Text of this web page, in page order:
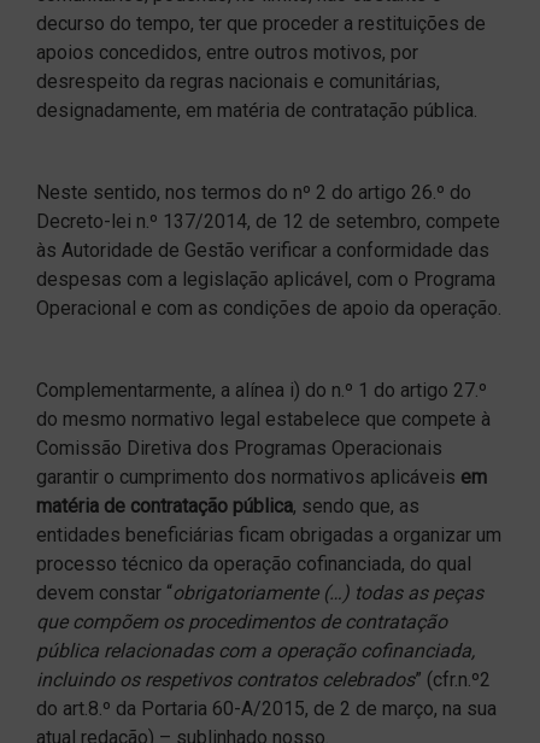
decurso do tempo, ter que proceder a restituições de
apoios concedidos, entre outros motivos, por
desrespeito da regras nacionais e comunitárias,
designadamente, em matéria de contratação pública.
Neste sentido, nos termos do nº 2 do artigo 26.º do
Decreto-lei n.º 137/2014, de 12 de setembro, compete
às Autoridade de Gestão verificar a conformidade das
despesas com a legislação aplicável, com o Programa
Operacional e com as condições de apoio da operação.
Complementarmente, a alínea i) do n.º 1 do artigo 27.º
do mesmo normativo legal estabelece que compete à
Comissão Diretiva dos Programas Operacionais
garantir o cumprimento dos normativos aplicáveis em
matéria de contratação pública, sendo que, as
entidades beneficiárias ficam obrigadas a organizar um
processo técnico da operação cofinanciada, do qual
devem constar “obrigatoriamente (…) todas as peças
que compõem os procedimentos de contratação
pública relacionadas com a operação cofinanciada,
incluindo os respetivos contratos celebrados” (cfr.n.º2
do art.8.º da Portaria 60-A/2015, de 2 de março, na sua
atual redação) – sublinhado nosso.